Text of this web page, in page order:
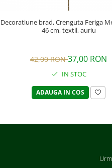
Decoratiune brad, Crenguta Feriga
46 cm, textil, auriu
42,00 RON37,00 RON
IN STOC
ADAUGA IN COS